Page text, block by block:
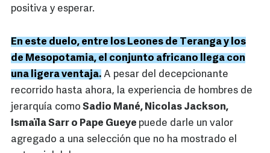
positiva y esperar.
En este duelo, entre los Leones de Teranga y los
de Mesopotamia, el conjunto africano llega con
una ligera ventaja. A pesar del decepcionante
recorrido hasta ahora, la experiencia de hombres de
jerarquía como Sadio Mané, Nicolas Jackson,
Ismaïla Sarr o Pape Gueye puede darle un valor
agregado a una selección que no ha mostrado el